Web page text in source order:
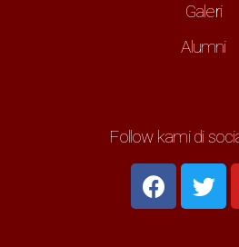
Galeri
Alumni
Follow kami di